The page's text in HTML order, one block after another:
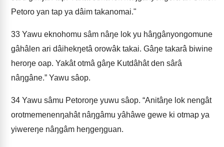
Petoro yan tap ya dâim takanomai."
33 Yawu eknohomu sâm nâŋe lok yu hâŋgânyongomune
gâhâlen ari dâihekŋetâ orowâk takai. Gâŋe takarâ biwine
heroŋe oap. Yakât otmâ gâŋe Kutdâhât den sârâ
nâŋgâne.” Yawu sâop.
34 Yawu sâmu Petoroŋe yuwu sâop. “Anitâŋe lok nengât
orotmemenenŋahât nâŋgâmu yâhâwe gewe ki otmap ya
yiwereŋe nâŋgâm heŋgeŋguan.